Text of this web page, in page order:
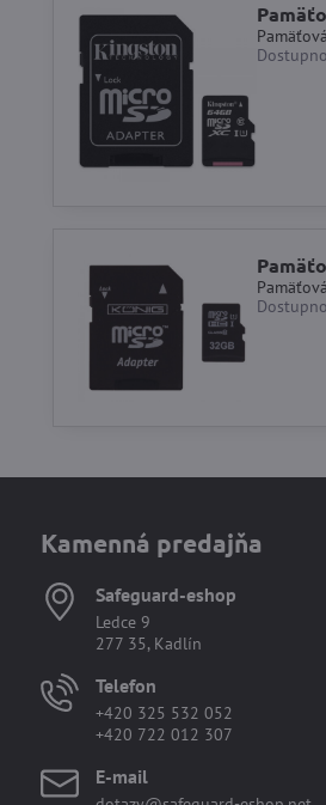
Kamenná predajňa
Safeguard-eshop
Ledce 9
277 35, Kadlín
Telefon
+420 325 532 052
+420 722 012 307
E-mail